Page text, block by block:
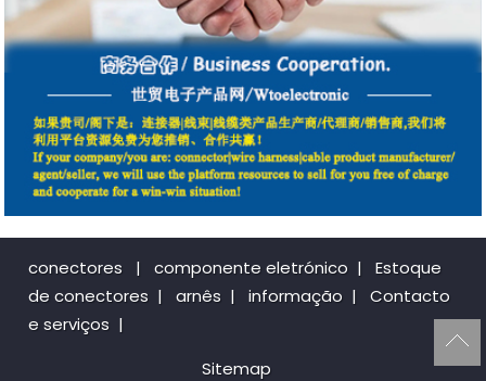
conectores | componente eletrónico |
Estoque
de conectores | arnês | informação |
Contacto
e serviços |
Sitemap